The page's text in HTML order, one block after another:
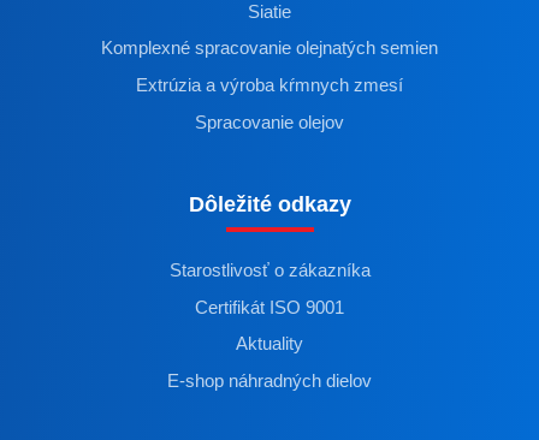
Siatie
Komplexné spracovanie olejnatých semien
Extrúzia a výroba kŕmnych zmesí
Spracovanie olejov
Dôležité odkazy
Starostlivosť o zákazníka
Certifikát ISO 9001
Aktuality
E-shop náhradných dielov